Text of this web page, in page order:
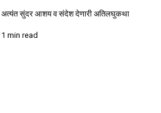
अत्यंत सुंदर आशय व संदेश देणारी अतिलघुकथा
1 min read